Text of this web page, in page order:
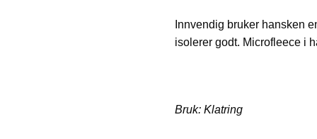
Innvendig bruker hansken
isolerer godt. Microfleece i
Bruk: Klatring